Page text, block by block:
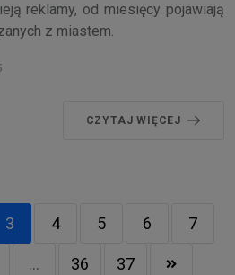
reklamy, od miesięcy pojawiają
z miastem.
CZYTAJ WIĘCEJ
3 4 5 6 7
... 36 37